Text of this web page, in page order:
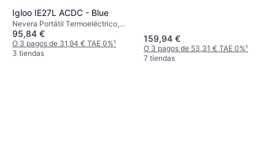
Igloo IE27L ACDC - Blue
Nevera Portátil Termoeléctrico,
12/230 V, Polipropileno, Plástico
95,84 €
O 3 pagos de 31,94 € TAE 0%¹
3 tiendas
159,94 €
O 3 pagos de 53,31 € TAE 0%¹
7 tiendas